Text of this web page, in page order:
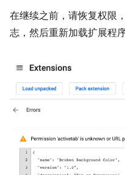
在继续之前，请恢复权限
志，然后重新加载扩展程序